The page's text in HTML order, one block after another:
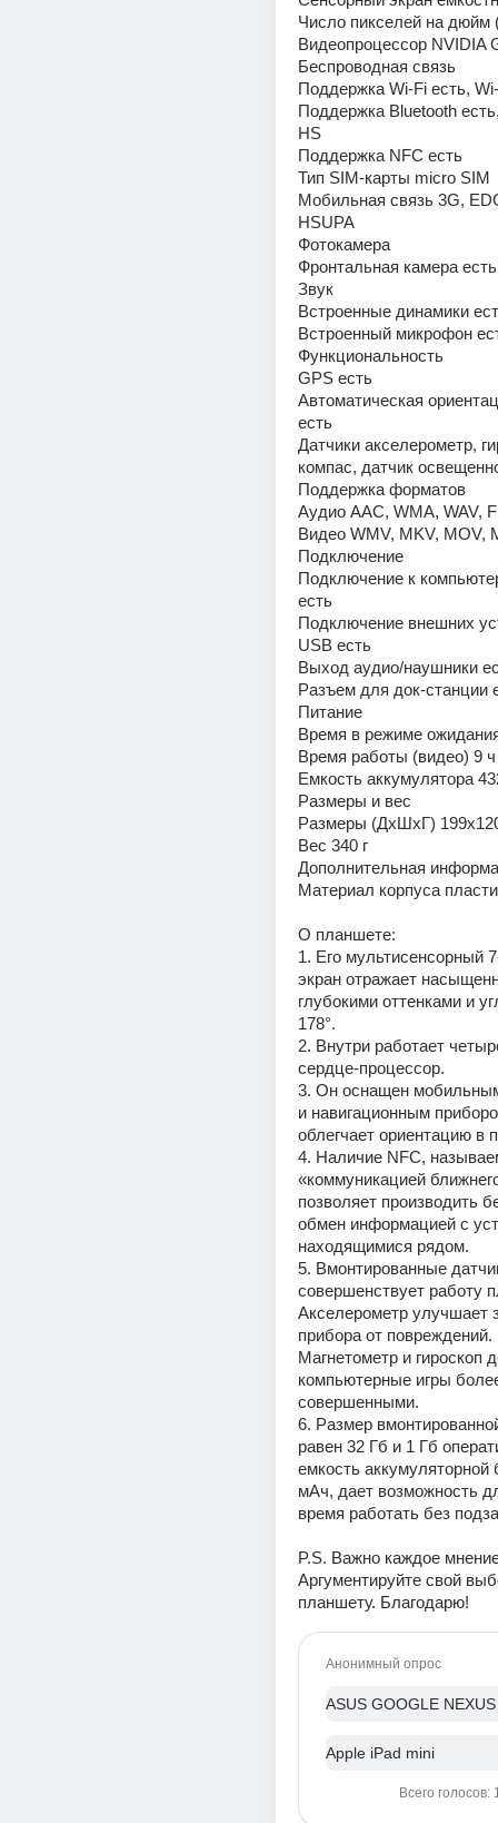
Число пикселей на дюйм
Видеопроцессор NVIDIA
Беспроводная связь
Поддержка Wi-Fi есть,
Поддержка Bluetooth
HS
Поддержка NFC есть
Тип SIM-карты micro SIM
Мобильная связь 3G,
HSUPA
Фотокамера
Звук
Встроенный микрофон
Функциональность
GPS есть
Автоматическая
есть
Датчики акселерометр,
компас, датчик
Поддержка форматов
Аудио AAC, WMA, WAV,
Видео WMV, MKV, MOV,
Подключение
Подключение к
есть
Подключение внешних
USB есть
Выход аудио/наушники
Разъем для док-станции
Питание
Время в режиме
Время работы (видео) 9
Емкость аккумулятора
Размеры и вес
Размеры (ДхШхГ)
Вес 340 г
Дополнительная
Материал корпуса
О планшете:
1. Его мультисенсорный
экран отражает
глубокими оттенками и
178°.
2. Внутри работает
сердце-процессор.
3. Он оснащен
и навигационным
облегчает ориентацию в
4. Наличие NFC,
«коммуникацией
позволяет производить
обмен информацией с
находящимися рядом.
5. Вмонтированные
совершенствует работу
Акселерометр улучшает
прибора от повреждений.
Магнетометр и гироскоп
компьютерные игры
совершенными.
6. Размер
равен 32 Гб и 1 Гб
емкость аккумуляторной
мАч, дает возможность
время работать без
P.S. Важно каждое
Аргументируйте свой
планшету. Благодарю!
Анонимный опрос
ASUS GOOGLE
Apple iPad mini
Всего голосов: